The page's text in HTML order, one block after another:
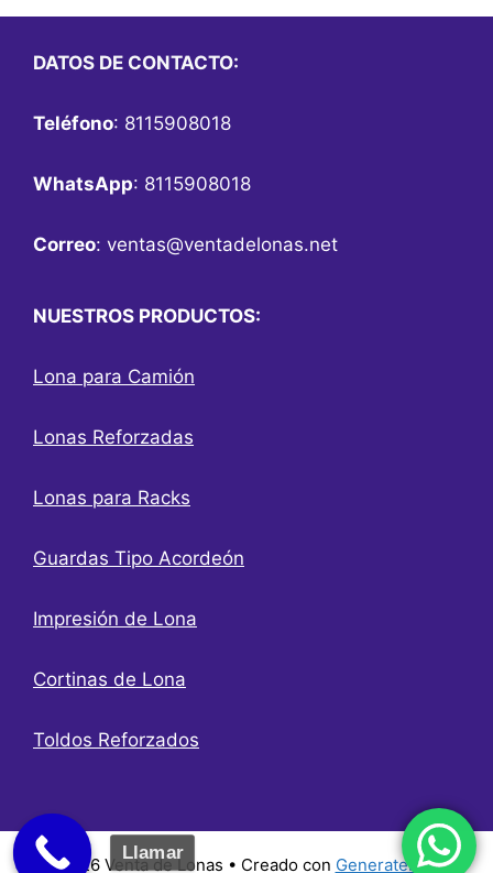
DATOS DE CONTACTO:
Teléfono: 8115908018
WhatsApp: 8115908018
Correo: ventas@ventadelonas.net
NUESTROS PRODUCTOS:
Lona para Camión
Lonas Reforzadas
Lonas para Racks
Guardas Tipo Acordeón
Impresión de Lona
Cortinas de Lona
Toldos Reforzados
© 2026 Venta de Lonas • Creado con GeneratePress
Llamar